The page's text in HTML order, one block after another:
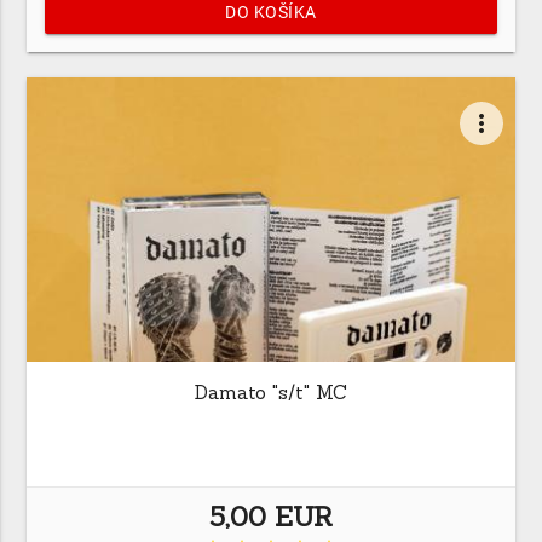
DO KOŠÍKA
more_vert
Damato "s/t" MC
5,00 EUR